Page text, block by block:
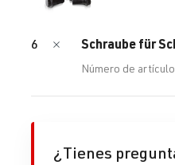
6 Schraube für
Número de
¿Tienes